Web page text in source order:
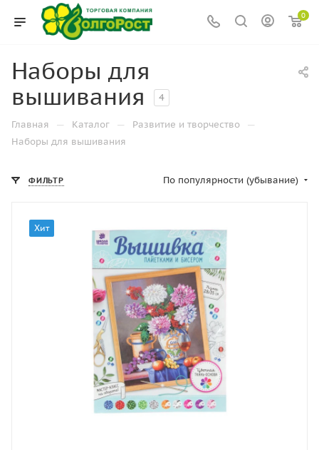
0
Наборы для
вышивания
4
Главная — Каталог — Развитие и творчество —
Наборы для вышивания
ФИЛЬТР По популярности (убывание)
Хит